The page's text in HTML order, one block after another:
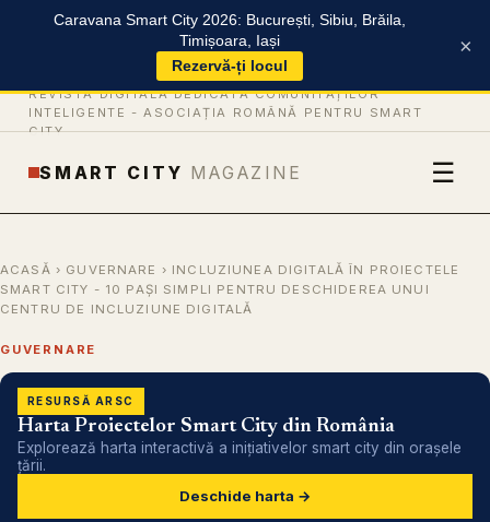
Caravana Smart City 2026: București, Sibiu, Brăila,
Timișoara, Iași
Rezervă-ți locul
×
REVISTĂ DIGITALĂ DEDICATĂ COMUNITĂȚILOR
INTELIGENTE - ASOCIAȚIA ROMÂNĂ PENTRU SMART
CITY
SMART CITY MAGAZINE ☰
ACASĂ › GUVERNARE › INCLUZIUNEA DIGITALĂ ÎN PROIECTELE
SMART CITY - 10 PAȘI SIMPLI PENTRU DESCHIDEREA UNUI
CENTRU DE INCLUZIUNE DIGITALĂ
GUVERNARE
RESURSĂ ARSC
Harta Proiectelor Smart City din România
Explorează harta interactivă a inițiativelor smart city din orașele
țării.
Deschide harta →